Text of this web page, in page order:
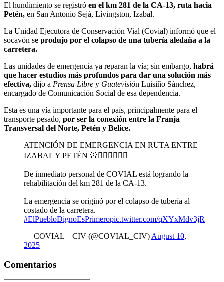
El hundimiento se registró en el km 281 de la CA-13, ruta hacia
Petén, en San Antonio Sejá, Lívingston, Izabal.
La Unidad Ejecutora de Conservación Vial (Covial) informó que el
socavón se produjo por el colapso de una tubería aledaña a la
carretera.
Las unidades de emergencia ya reparan la vía; sin embargo, habrá
que hacer estudios más profundos para dar una solución más
efectiva, dijo a Prensa Libre y Guatevisión Luisiño Sánchez,
encargado de Comunicación Social de esa dependencia.
Esta es una vía importante para el país, principalmente para el
transporte pesado, por ser la conexión entre la Franja
Transversal del Norte, Petén y Belice.
ATENCIÓN DE EMERGENCIA EN RUTA ENTRE
IZABAL Y PETÉN 🚨👷🏻‍♂️👷🏻‍♀️
De inmediato personal de COVIAL está logrando la
rehabilitación del km 281 de la CA-13.
La emergencia se originó por el colapso de tubería al
costado de la carretera.
#ElPuebloDignoEsPrimeropic.twitter.com/qXYxMdv3jR
— COVIAL – CIV (@COVIAL_CIV) August 10,
2025
Comentarios